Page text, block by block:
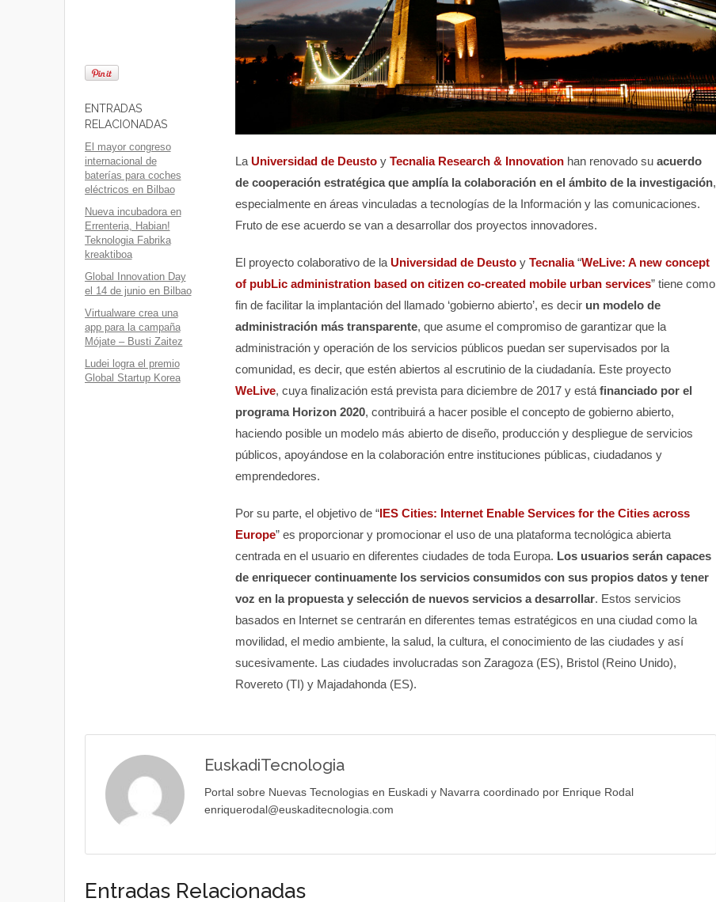
ENTRADAS
RELACIONADAS
El mayor congreso
internacional de
baterías para coches
eléctricos en Bilbao
Nueva incubadora en
Errenteria, Habian!
Teknologia Fabrika
kreaktiboa
Global Innovation Day
el 14 de junio en Bilbao
Virtualware crea una
app para la campaña
Mójate – Busti Zaitez
Ludei logra el premio
Global Startup Korea
La Universidad de Deustoy Tecnalia Research & Innovationhan renovado suacuerdo
de cooperación estratégica que amplía la colaboración en el ámbito de la investigación,
especialmente en áreas vinculadas a tecnologías de la Información y las comunicaciones.
Fruto de ese acuerdo se van a desarrollar dos proyectos innovadores.
El proyecto colaborativo de la Universidad de Deustoy Tecnalia “WeLive: A new concept
of pubLic administration based on citizen co-created mobile urban services” tiene como
fin de facilitar la implantación del llamado ‘gobierno abierto’, es decir un modelo de
administración más transparente, que asume el compromiso de garantizar que la
administración y operación de los servicios públicos puedan ser supervisados por la
comunidad, es decir, que estén abiertos al escrutinio de la ciudadanía. Este proyecto
WeLive, cuya finalización está prevista para diciembre de 2017 y estáfinanciado por el
programa Horizon 2020, contribuirá a hacer posible el concepto de gobierno abierto,
haciendo posible un modelo más abierto de diseño, producción y despliegue de servicios
públicos, apoyándose en la colaboración entre instituciones públicas, ciudadanos y
emprendedores.
Por su parte, el objetivo de “IES Cities: Internet Enable Services for the Cities across
Europe” es proporcionar y promocionar el uso de una plataforma tecnológica abierta
centrada en el usuario en diferentes ciudades de toda Europa. Los usuarios serán capaces
de enriquecer continuamente los servicios consumidos con sus propios datos y tener
voz en la propuesta y selección de nuevos servicios a desarrollar. Estos servicios
basados en Internet se centrarán en diferentes temas estratégicos en una ciudad como la
movilidad, el medio ambiente, la salud, la cultura, el conocimiento de las ciudades y así
sucesivamente. Las ciudades involucradas son Zaragoza (ES), Bristol (Reino Unido),
Rovereto (TI) y Majadahonda (ES).
EuskadiTecnologia
Portal sobre Nuevas Tecnologias en Euskadi y Navarra coordinado por Enrique Rodal
enriquerodal@euskaditecnologia.com
Entradas Relacionadas